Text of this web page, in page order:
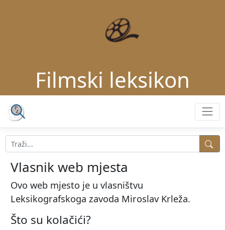
Filmski leksikon
Vlasnik web mjesta
Ovo web mjesto je u vlasništvu
Leksikografskoga zavoda Miroslav Krleža.
Što su kolačići?